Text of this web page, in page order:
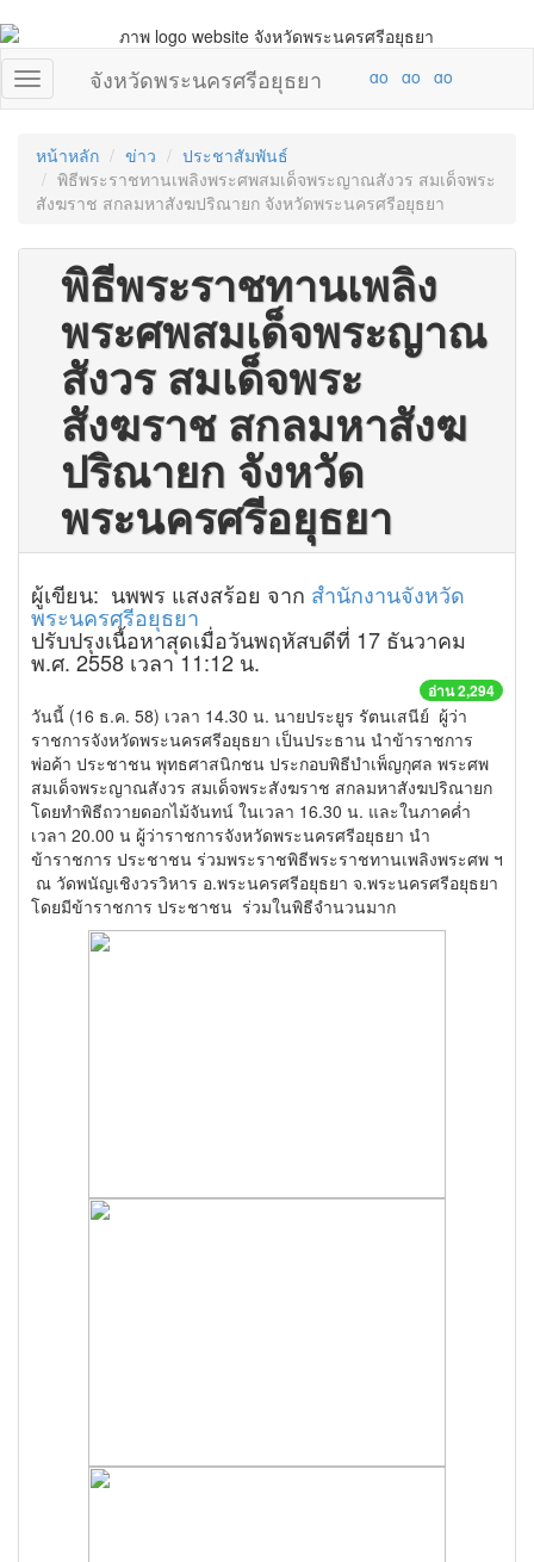
จังหวัดพระนครศรีอยุธยา
หน้าหลัก ข่าว
ประชาสัมพันธ์
พิธีพระราชทานเพลิงพระศพสมเด็จพระญาณสังวร สมเด็จพระ
สังฆราช สกลมหาสังฆปริณายก จังหวัดพระนครศรีอยุธยา
พิธีพระราชทานเพลิง
พระศพสมเด็จพระญาณ
สังวร สมเด็จพระ
สังฆราช สกลมหาสังฆ
ปริณายก จังหวัด
พระนครศรีอยุธยา
ผู้เขียน: นพพร แสงสร้อย จาก สำนักงานจังหวัด
พระนครศรีอยุธยา
ปรับปรุงเนื้อหาสุดเมื่อวันพฤหัสบดีที่ 17 ธันวาคม
พ.ศ. 2558 เวลา 11:12 น.
อ่าน 2,294
วันนี้ (16 ธ.ค. 58) เวลา 14.30 น. นายประยูร รัตนเสนีย์ ผู้ว่า
ราชการจังหวัดพระนครศรีอยุธยา เป็นประธาน นำข้าราชการ
พ่อค้า ประชาชน พุทธศาสนิกชน ประกอบพิธีบำเพ็ญกุศล พระศพ
สมเด็จพระญาณสังวร สมเด็จพระสังฆราช สกลมหาสังฆปริณายก
โดยทำพิธีถวายดอกไม้จันทน์ ในเวลา 16.30 น. และในภาคค่ำ
เวลา 20.00 น ผู้ว่าราชการจังหวัดพระนครศรีอยุธยา นำ
ข้าราชการ ประชาชน ร่วมพระราชพิธีพระราชทานเพลิงพระศพ ฯ
ณ วัดพนัญเชิงวรวิหาร อ.พระนครศรีอยุธยา จ.พระนครศรีอยุธยา
โดยมีข้าราชการ ประชาชน ร่วมในพิธีจำนวนมาก